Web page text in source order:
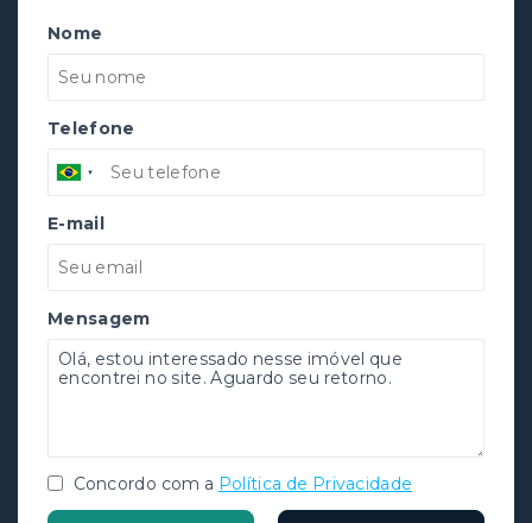
Nome
Telefone
E-mail
Mensagem
Concordo com a Política de Privacidade